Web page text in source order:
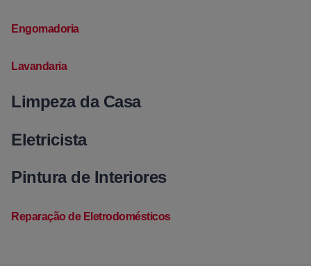
Engomadoria
Lavandaria
Limpeza da Casa
Eletricista
Pintura de Interiores
Reparação de Eletrodomésticos